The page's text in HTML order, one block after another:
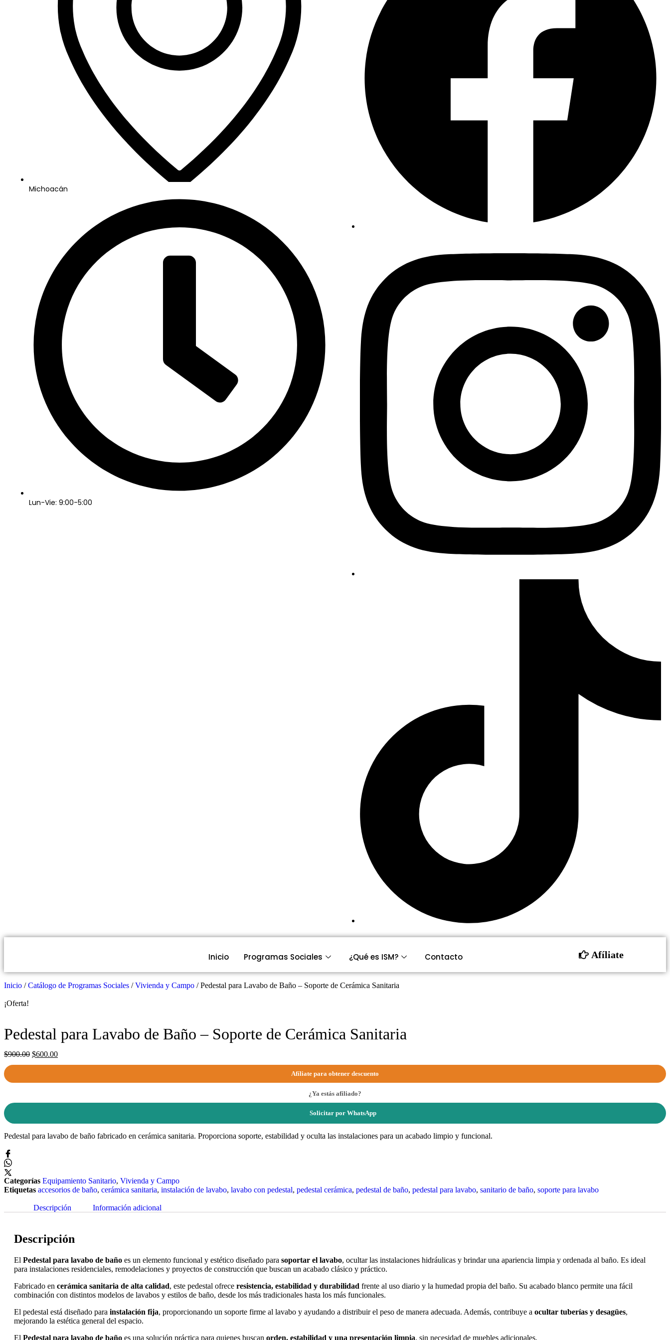
Michoacán
Lun-Vie: 9:00-5:00
Inicio Programas Sociales ¿Qué es ISM? Contacto Afíliate
Inicio /Catálogo de Programas Sociales /Vivienda y Campo / Pedestal para Lavabo de Baño – Soporte de Cerámica Sanitaria
¡Oferta!
Pedestal para Lavabo de Baño – Soporte de Cerámica Sanitaria
$900.00 $600.00
Afíliate para obtener descuento
¿Ya estás afiliado?
Solicitar por WhatsApp
Pedestal para lavabo de baño fabricado en cerámica sanitaria. Proporciona soporte, estabilidad y oculta las instalaciones para un acabado limpio y funcional.
Categorías Equipamiento Sanitario, Vivienda y Campo
Etiquetas accesorios de baño, cerámica sanitaria, instalación de lavabo, lavabo con pedestal, pedestal cerámica, pedestal de baño, pedestal para lavabo, sanitario de baño, soporte para lavabo
Descripción Información adicional
Descripción
El Pedestal para lavabo de baño es un elemento funcional y estético diseñado para soportar el lavabo, ocultar las instalaciones hidráulicas y brindar una apariencia limpia y ordenada al baño. Es ideal
para instalaciones residenciales, remodelaciones y proyectos de construcción que buscan un acabado clásico y práctico.
Fabricado en cerámica sanitaria de alta calidad, este pedestal ofrece resistencia, estabilidad y durabilidad frente al uso diario y la humedad propia del baño. Su acabado blanco permite una fácil
combinación con distintos modelos de lavabos y estilos de baño, desde los más tradicionales hasta los más funcionales.
El pedestal está diseñado para instalación fija, proporcionando un soporte firme al lavabo y ayudando a distribuir el peso de manera adecuada. Además, contribuye a ocultar tuberías y desagües,
mejorando la estética general del espacio.
El Pedestal para lavabo de baño es una solución práctica para quienes buscan orden, estabilidad y una presentación limpia, sin necesidad de muebles adicionales.